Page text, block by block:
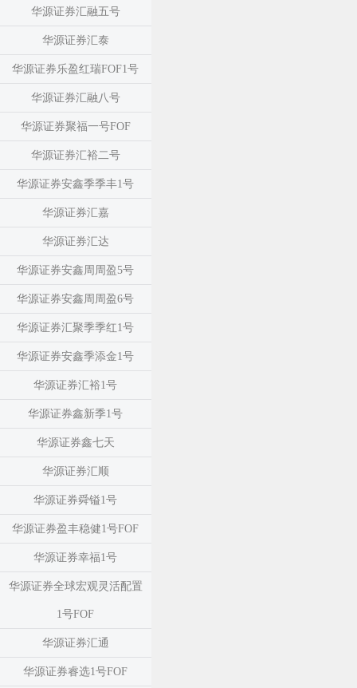
华源证券汇融五号
华源证券汇泰
华源证券乐盈红瑞FOF1号
华源证券汇融八号
华源证券聚福一号FOF
华源证券汇裕二号
华源证券安鑫季季丰1号
华源证券汇嘉
华源证券汇达
华源证券安鑫周周盈5号
华源证券安鑫周周盈6号
华源证券汇聚季季红1号
华源证券安鑫季添金1号
华源证券汇裕1号
华源证券鑫新季1号
华源证券鑫七天
华源证券汇顺
华源证券舜镒1号
华源证券盈丰稳健1号FOF
华源证券幸福1号
华源证券全球宏观灵活配置
1号FOF
华源证券汇通
华源证券睿选1号FOF